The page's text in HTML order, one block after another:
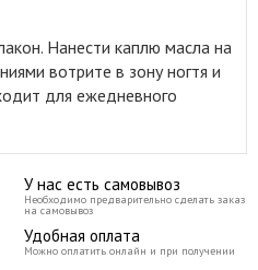
Нанести каплю масла на
вотрите в зону ногтя и
для ежедневного
У нас есть самовывоз
Необходимо предварительно сделать заказ
на самовывоз
Удобная оплата
Можно оплатить онлайн и при получении